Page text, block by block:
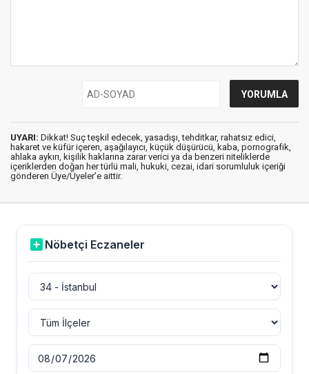
UYARI: Dikkat! Suç teşkil edecek, yasadışı, tehditkar, rahatsız edici,
hakaret ve küfür içeren, aşağılayıcı, küçük düşürücü, kaba, pornografik,
ahlaka aykırı, kişilik haklarına zarar verici ya da benzeri niteliklerde
içeriklerden doğan her türlü mali, hukuki, cezai, idari sorumluluk içeriği
gönderen Üye/Üyeler’e aittir.